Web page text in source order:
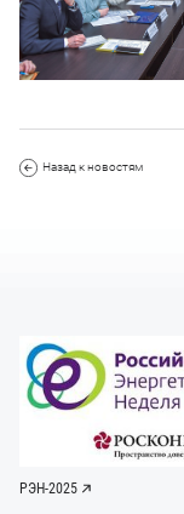
Назад к новостям
РЭН-2025